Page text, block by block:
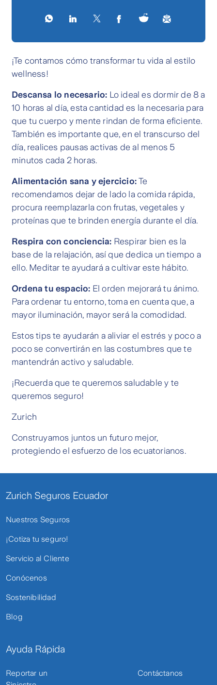
¡Te contamos cómo transformar tu vida al estilo
wellness!
Descansa lo necesario: Lo ideal es dormir de 8 a
10 horas al día, esta cantidad es la necesaria para
que tu cuerpo y mente rindan de forma eficiente.
También es importante que, en el transcurso del
día, realices pausas activas de al menos 5
minutos cada 2 horas.
Alimentación sana y ejercicio:Te
recomendamos dejar de lado la comida rápida,
procura reemplazarla con frutas, vegetales y
proteínas que te brinden energía durante el día.
Respira con conciencia: Respirar bien es la
base de la relajación, así que dedica un tiempo a
ello. Meditar te ayudará a cultivar este hábito.
Ordena tu espacio: El orden mejorará tu ánimo.
Para ordenar tu entorno, toma en cuenta que, a
mayor iluminación, mayor será la comodidad.
Estos tips te ayudarán a aliviar el estrés y poco a
poco se convertirán en las costumbres que te
mantendrán activo y saludable.
¡Recuerda que te queremos saludable y te
queremos seguro!
Zurich
Construyamos juntos un futuro mejor,
protegiendo el esfuerzo de los ecuatorianos.
Zurich Seguros Ecuador
Nuestros Seguros
¡Cotiza tu seguro!
Servicio al Cliente
Conócenos
Sostenibilidad
Blog
Ayuda Rápida
Reportar un
Contáctanos